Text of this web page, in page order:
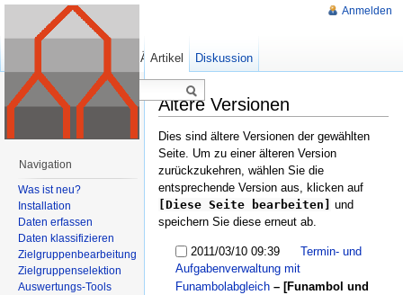
Ältere Versionen
Dies sind ältere Versionen der gewählten
Seite. Um zu einer älteren Version
zurückzukehren, wählen Sie die
entsprechende Version aus, klicken auf
[Diese Seite bearbeiten]
und
speichern Sie diese erneut ab.
2011/03/10 09:39
Termin- und
Aufgabenverwaltung mit
Funambolabgleich – [Funambol und
Anmelden
Artikel Diskussion
Ältere Versionen
Navigation
Was ist neu?
Installation
Daten erfassen
Daten klassifizieren
Zielgruppenbearbeitung
Zielgruppenselektion
Auswertungs-Tools